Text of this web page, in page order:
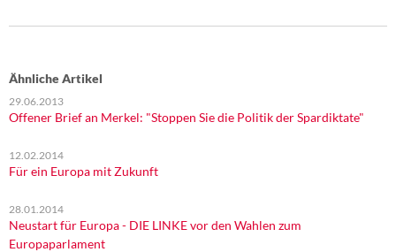
Ähnliche Artikel
29.06.2013
Offener Brief an Merkel: "Stoppen Sie die Politik der Spardiktate"
12.02.2014
Für ein Europa mit Zukunft
28.01.2014
Neustart für Europa - DIE LINKE vor den Wahlen zum
Europaparlament